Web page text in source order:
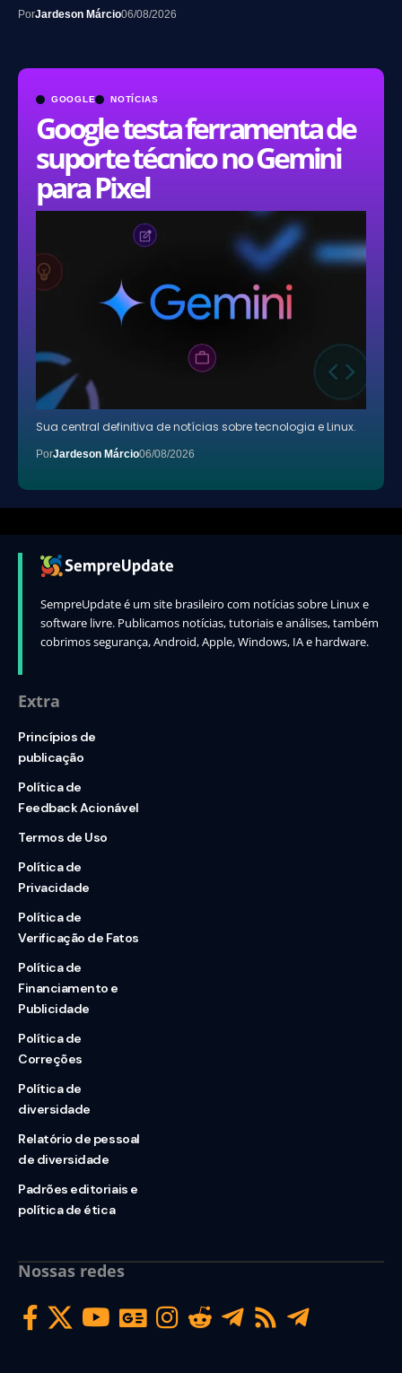
GOOGLE NOTÍCIAS
Google testa ferramenta de
suporte técnico no Gemini
para Pixel
Sua central definitiva de notícias sobre tecnologia e Linux.
PorJardeson Márcio06/08/2026
PorJardeson Márcio06/08/2026
SempreUpdate é um site brasileiro com notícias sobre Linux e
software livre. Publicamos notícias, tutoriais e análises, também
cobrimos segurança, Android, Apple, Windows, IA e hardware.
Extra
Princípios de
publicação
Política de
Feedback Acionável
Termos de Uso
Política de
Privacidade
Política de
Verificação de Fatos
Política de
Financiamento e
Publicidade
Política de
Correções
Política de
diversidade
Relatório de pessoal
de diversidade
Padrões editoriais e
política de ética
Nossas redes